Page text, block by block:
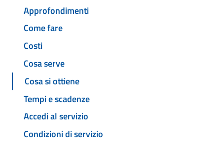
Approfondimenti
Come fare
Costi
Cosa serve
Cosa si ottiene
Tempi e scadenze
Accedi al servizio
Condizioni di servizio